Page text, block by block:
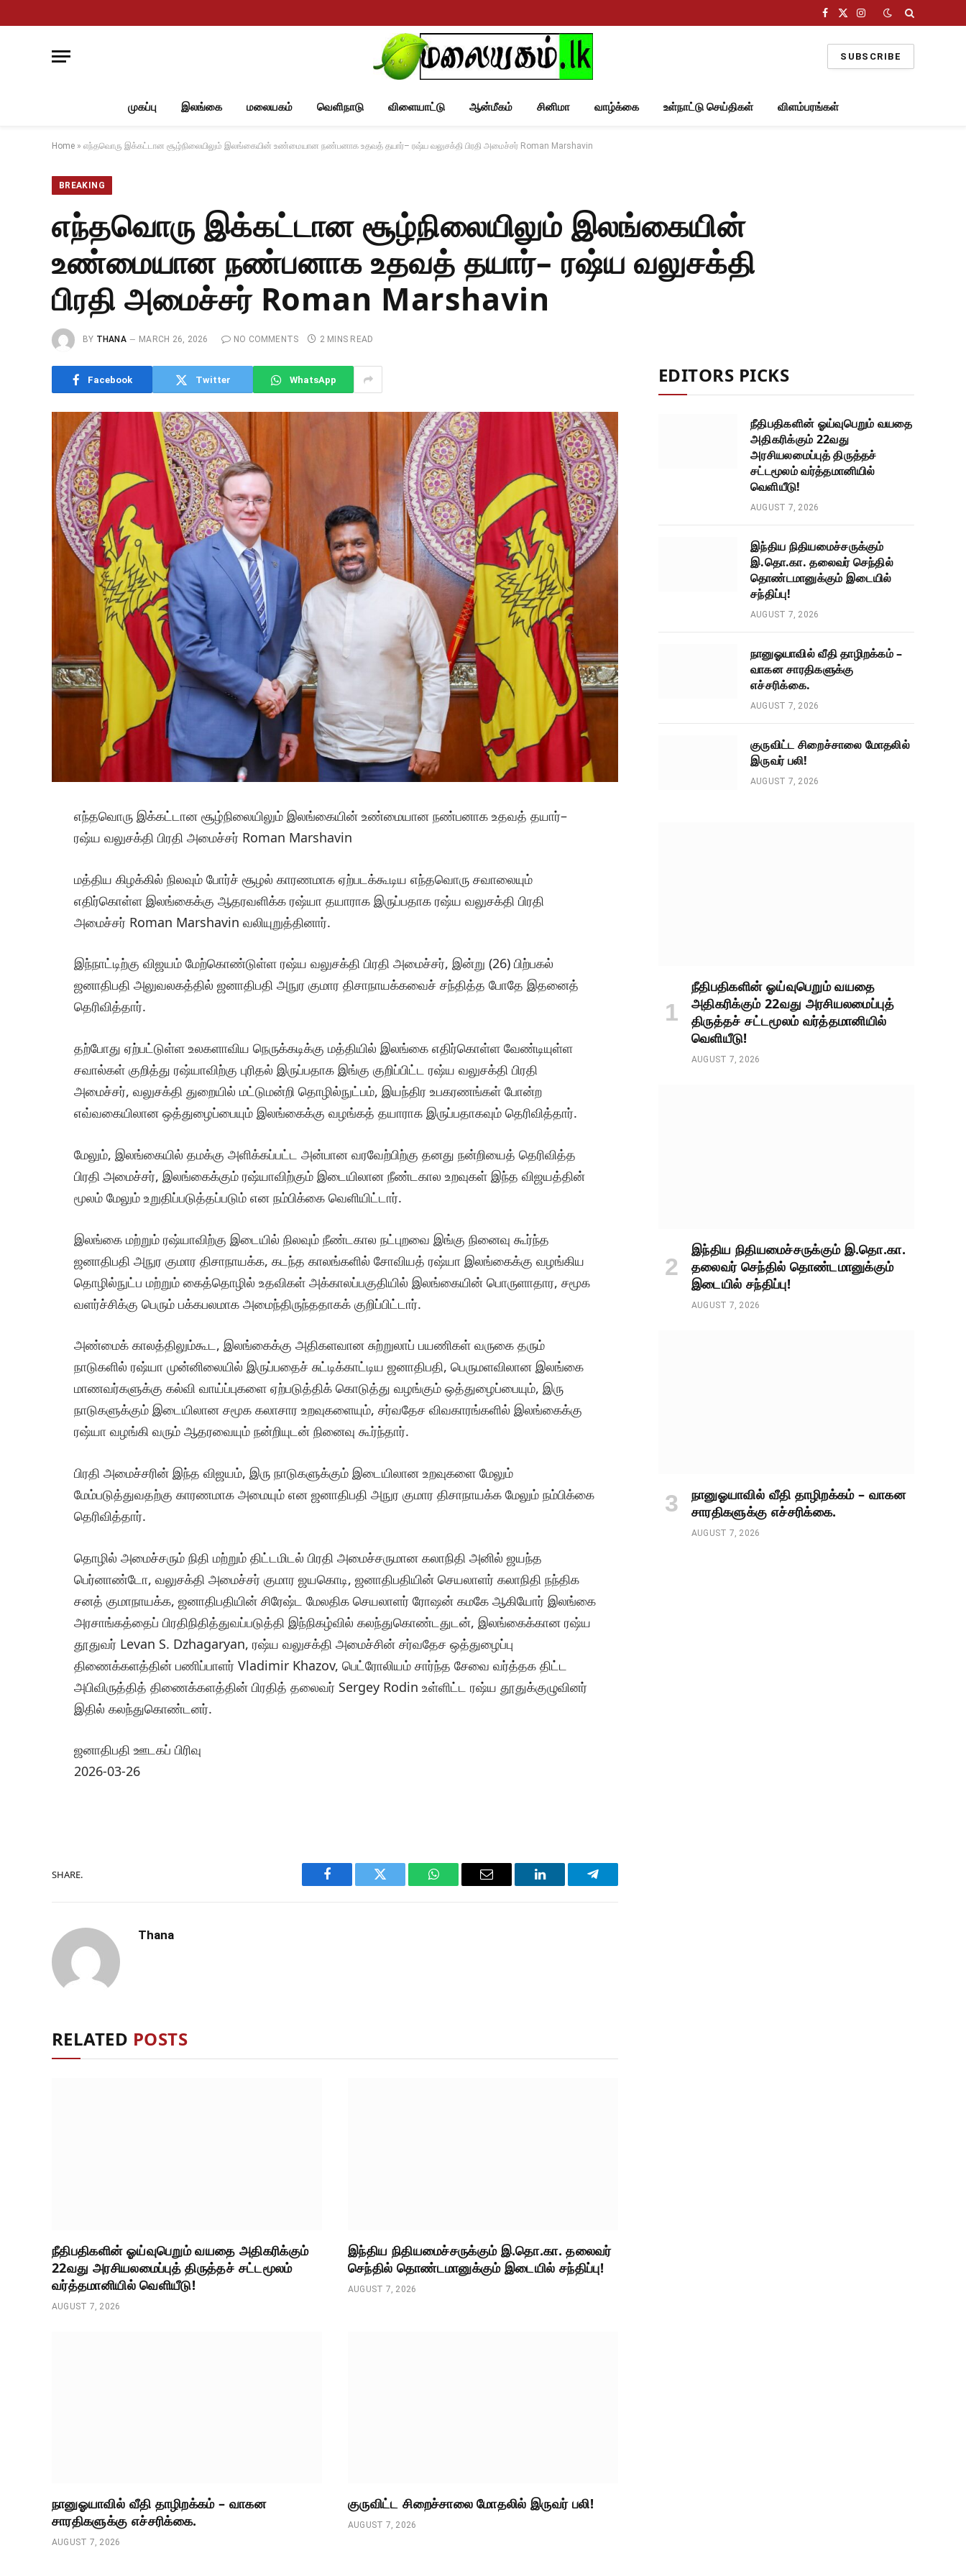
Facebook
X
Instagram
SUBSCRIBE
முகப்பு இலங்கை மலையகம் வெளிநாடு விளையாட்டு ஆன்மீகம் சினிமா வாழ்க்கை உள்நாட்டு செய்திகள் விளம்பரங்கள்
Home » எந்தவொரு இக்கட்டான சூழ்நிலையிலும் இலங்கையின் உண்மையான நண்பனாக உதவத் தயார்– ரஷ்ய வலுசக்தி பிரதி அமைச்சர் Roman Marshavin
BREAKING
எந்தவொரு இக்கட்டான சூழ்நிலையிலும் இலங்கையின்
உண்மையான நண்பனாக உதவத் தயார்– ரஷ்ய வலுசக்தி
பிரதி அமைச்சர் Roman Marshavin
BY THANA MARCH 26, 2026 NO COMMENTS 2 MINS READ
Facebook Twitter WhatsApp
எந்தவொரு இக்கட்டான சூழ்நிலையிலும் இலங்கையின் உண்மையான நண்பனாக உதவத் தயார்–
ரஷ்ய வலுசக்தி பிரதி அமைச்சர் Roman Marshavin
மத்திய கிழக்கில் நிலவும் போர்ச் சூழல் காரணமாக ஏற்படக்கூடிய எந்தவொரு சவாலையும்
எதிர்கொள்ள இலங்கைக்கு ஆதரவளிக்க ரஷ்யா தயாராக இருப்பதாக ரஷ்ய வலுசக்தி பிரதி
அமைச்சர் Roman Marshavin வலியுறுத்தினார்.
இந்நாட்டிற்கு விஜயம் மேற்கொண்டுள்ள ரஷ்ய வலுசக்தி பிரதி அமைச்சர், இன்று (26) பிற்பகல்
ஜனாதிபதி அலுவலகத்தில் ஜனாதிபதி அநுர குமார திசாநாயக்கவைச் சந்தித்த போதே இதனைத்
தெரிவித்தார்.
தற்போது ஏற்பட்டுள்ள உலகளாவிய நெருக்கடிக்கு மத்தியில் இலங்கை எதிர்கொள்ள வேண்டியுள்ள
சவால்கள் குறித்து ரஷ்யாவிற்கு புரிதல் இருப்பதாக இங்கு குறிப்பிட்ட ரஷ்ய வலுசக்தி பிரதி
அமைச்சர், வலுசக்தி துறையில் மட்டுமன்றி தொழில்நுட்பம், இயந்திர உபகரணங்கள் போன்ற
எவ்வகையிலான ஒத்துழைப்பையும் இலங்கைக்கு வழங்கத் தயாராக இருப்பதாகவும் தெரிவித்தார்.
மேலும், இலங்கையில் தமக்கு அளிக்கப்பட்ட அன்பான வரவேற்பிற்கு தனது நன்றியைத் தெரிவித்த
பிரதி அமைச்சர், இலங்கைக்கும் ரஷ்யாவிற்கும் இடையிலான நீண்டகால உறவுகள் இந்த விஜயத்தின்
மூலம் மேலும் உறுதிப்படுத்தப்படும் என நம்பிக்கை வெளியிட்டார்.
இலங்கை மற்றும் ரஷ்யாவிற்கு இடையில் நிலவும் நீண்டகால நட்புறவை இங்கு நினைவு கூர்ந்த
ஜனாதிபதி அநுர குமார திசாநாயக்க, கடந்த காலங்களில் சோவியத் ரஷ்யா இலங்கைக்கு வழங்கிய
தொழில்நுட்ப மற்றும் கைத்தொழில் உதவிகள் அக்காலப்பகுதியில் இலங்கையின் பொருளாதார, சமூக
வளர்ச்சிக்கு பெரும் பக்கபலமாக அமைந்திருந்ததாகக் குறிப்பிட்டார்.
அண்மைக் காலத்திலும்கூட, இலங்கைக்கு அதிகளவான சுற்றுலாப் பயணிகள் வருகை தரும்
நாடுகளில் ரஷ்யா முன்னிலையில் இருப்பதைச் சுட்டிக்காட்டிய ஜனாதிபதி, பெருமளவிலான இலங்கை
மாணவர்களுக்கு கல்வி வாய்ப்புகளை ஏற்படுத்திக் கொடுத்து வழங்கும் ஒத்துழைப்பையும், இரு
நாடுகளுக்கும் இடையிலான சமூக கலாசார உறவுகளையும், சர்வதேச விவகாரங்களில் இலங்கைக்கு
ரஷ்யா வழங்கி வரும் ஆதரவையும் நன்றியுடன் நினைவு கூர்ந்தார்.
பிரதி அமைச்சரின் இந்த விஜயம், இரு நாடுகளுக்கும் இடையிலான உறவுகளை மேலும்
மேம்படுத்துவதற்கு காரணமாக அமையும் என ஜனாதிபதி அநுர குமார திசாநாயக்க மேலும் நம்பிக்கை
தெரிவித்தார்.
தொழில் அமைச்சரும் நிதி மற்றும் திட்டமிடல் பிரதி அமைச்சருமான கலாநிதி அனில் ஜயந்த
பெர்னாண்டோ, வலுசக்தி அமைச்சர் குமார ஜயகொடி, ஜனாதிபதியின் செயலாளர் கலாநிதி நந்திக
சனத் குமாநாயக்க, ஜனாதிபதியின் சிரேஷ்ட மேலதிக செயலாளர் ரோஷன் கமகே ஆகியோர் இலங்கை
அரசாங்கத்தைப் பிரதிநிதித்துவப்படுத்தி இந்நிகழ்வில் கலந்துகொண்டதுடன், இலங்கைக்கான ரஷ்ய
தூதுவர் Levan S. Dzhagaryan, ரஷ்ய வலுசக்தி அமைச்சின் சர்வதேச ஒத்துழைப்பு
திணைக்களத்தின் பணிப்பாளர் Vladimir Khazov, பெட்ரோலியம் சார்ந்த சேவை வர்த்தக திட்ட
அபிவிருத்தித் திணைக்களத்தின் பிரதித் தலைவர் Sergey Rodin உள்ளிட்ட ரஷ்ய தூதுக்குழுவினர்
இதில் கலந்துகொண்டனர்.
ஜனாதிபதி ஊடகப் பிரிவு
2026-03-26
SHARE.
Facebook Twitter WhatsAppEmail LinkedIn Telegram
Thana
RELATED POSTS
நீதிபதிகளின் ஓய்வுபெறும் வயதை அதிகரிக்கும்
22வது அரசியலமைப்புத் திருத்தச் சட்டமூலம்
வர்த்தமானியில் வெளியீடு!
AUGUST 7, 2026
இந்திய நிதியமைச்சருக்கும் இ.தொ.கா. தலைவர்
செந்தில் தொண்டமானுக்கும் இடையில் சந்திப்பு!
AUGUST 7, 2026
நானுஓயாவில் வீதி தாழிறக்கம் – வாகன
சாரதிகளுக்கு எச்சரிக்கை.
AUGUST 7, 2026
குருவிட்ட சிறைச்சாலை மோதலில் இருவர் பலி!
AUGUST 7, 2026
EDITORS PICKS
நீதிபதிகளின் ஓய்வுபெறும் வயதை
அதிகரிக்கும் 22வது
அரசியலமைப்புத் திருத்தச்
சட்டமூலம் வர்த்தமானியில்
வெளியீடு!
AUGUST 7, 2026
இந்திய நிதியமைச்சருக்கும்
இ.தொ.கா. தலைவர் செந்தில்
தொண்டமானுக்கும் இடையில்
சந்திப்பு!
AUGUST 7, 2026
நானுஓயாவில் வீதி தாழிறக்கம் –
வாகன சாரதிகளுக்கு
எச்சரிக்கை.
AUGUST 7, 2026
குருவிட்ட சிறைச்சாலை மோதலில்
இருவர் பலி!
AUGUST 7, 2026
நீதிபதிகளின் ஓய்வுபெறும் வயதை
அதிகரிக்கும் 22வது அரசியலமைப்புத்
திருத்தச் சட்டமூலம் வர்த்தமானியில்
வெளியீடு!
AUGUST 7, 2026
இந்திய நிதியமைச்சருக்கும் இ.தொ.கா.
தலைவர் செந்தில் தொண்டமானுக்கும்
இடையில் சந்திப்பு!
AUGUST 7, 2026
நானுஓயாவில் வீதி தாழிறக்கம் – வாகன
சாரதிகளுக்கு எச்சரிக்கை.
AUGUST 7, 2026